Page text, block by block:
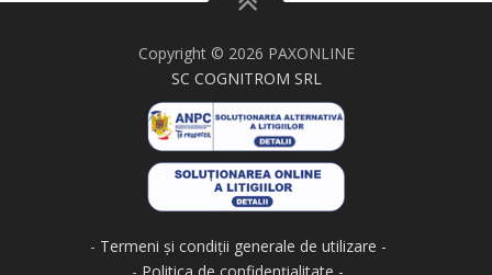
Copyright © 2026 PAXONLINE
SC COGNITROM SRL
- Termeni și condiții generale de utilizare
- Politica de confidențialitate